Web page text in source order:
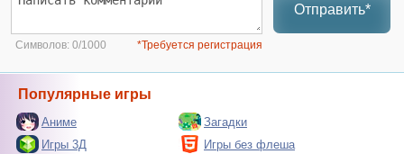
Отправить*
Символов: 0/1000 *Требуется регистрация
Популярные игры
Аниме
Загадки
Игры 3Д
Игры без флеша